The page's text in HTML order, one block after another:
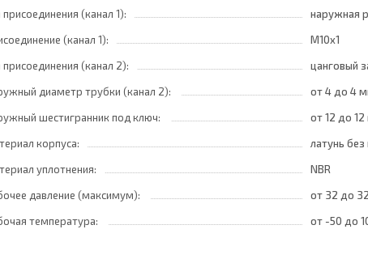
присоединения (канал 1):
наружная
(канал 1):
M10x1
присоединения (канал 2):
цанговый
диаметр трубки (канал 2):
от 4 до 4
шестигранник под ключ:
от 12 до
корпуса:
латунь
уплотнения:
NBR
давление (максимум):
от 32 до
температура:
от -50 до